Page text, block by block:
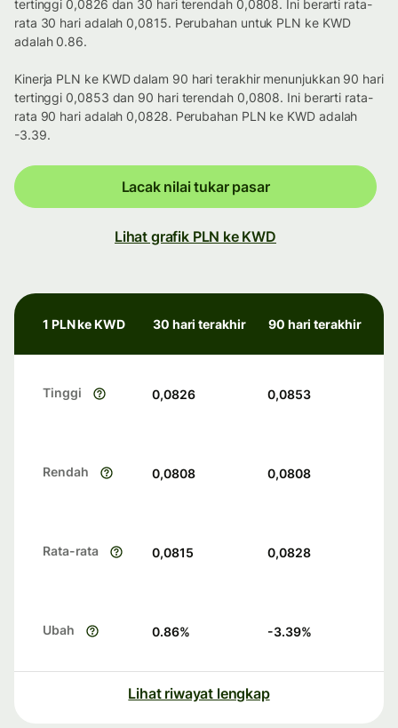
tertinggi 0,0826 dan 30 hari terendah 0,0808. Ini berarti rata-
rata 30 hari adalah 0,0815. Perubahan untuk PLN ke KWD
adalah 0.86.
Kinerja PLN ke KWD dalam 90 hari terakhir menunjukkan 90 hari
tertinggi 0,0853 dan 90 hari terendah 0,0808. Ini berarti rata-
rata 90 hari adalah 0,0828. Perubahan PLN ke KWD adalah
-3.39.
Lacak nilai tukar pasar
Lihat grafik PLN ke KWD
1 PLN ke KWD 30 hari terakhir 90 hari terakhir
Tinggi 0,0826 0,0853
Rendah 0,0808 0,0808
Rata-rata 0,0815 0,0828
Ubah 0.86% -3.39%
Lihat riwayat lengkap